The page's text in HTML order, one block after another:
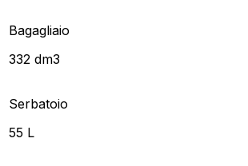
Bagagliaio
332 dm3
Serbatoio
55 L